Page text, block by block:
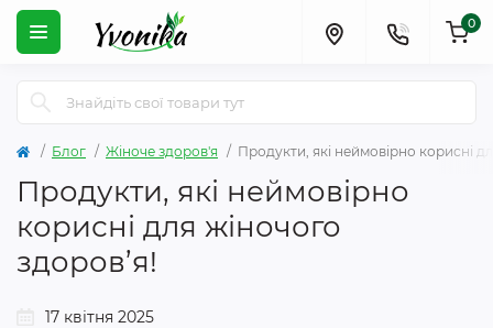
0
Блог Жіноче здоров'я Продукти, які неймовірно корисні
Продукти, які неймовірно
корисні для жіночого
здоров’я!
17 квітня 2025